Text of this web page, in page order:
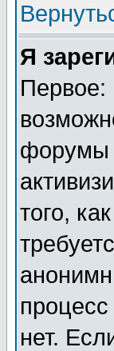
Я
Первое:
форумы
того,
нет.